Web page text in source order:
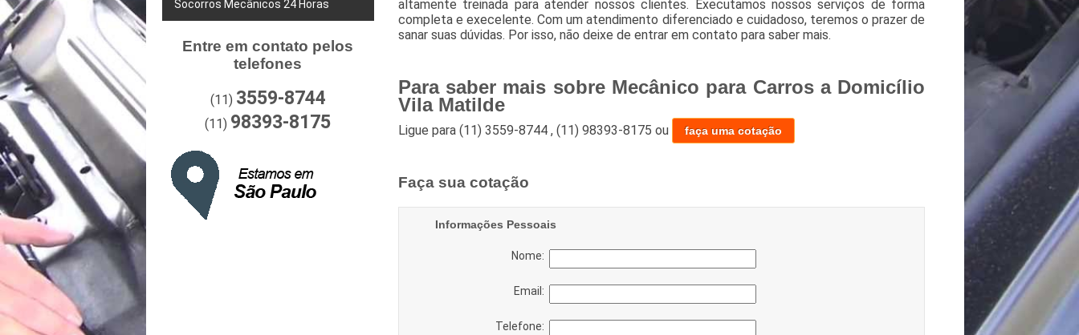
Socorros Mecânicos 24 Horas
Entre em contato pelos
telefones
(11) 3559-8744
(11) 98393-8175
altamente treinada para atender nossos clientes. Executamos nossos serviços de forma
completa e execelente. Com um atendimento diferenciado e cuidadoso, teremos o prazer de
sanar suas dúvidas. Por isso, não deixe de entrar em contato para saber mais.
Para saber mais sobre Mecânico para Carros a Domicílio
Vila Matilde
Ligue para (11) 3559-8744 , (11) 98393-8175 ou faça uma cotação
Faça sua cotação
Informações Pessoais
Nome:
Email:
Telefone: